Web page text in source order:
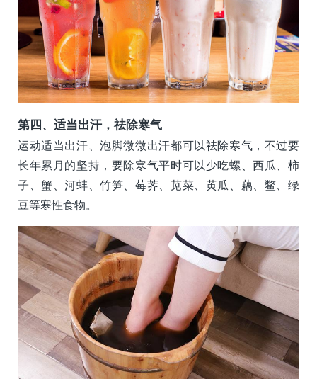
第四、适当出汗，祛除寒气
运动适当出汗、泡脚微微出汗都可以祛除寒气，不过要
长年累月的坚持，要除寒气平时可以少吃螺、西瓜、柿
子、蟹、河蚌、竹笋、莓荠、苋菜、黄瓜、藕、鳖、绿
豆等寒性食物。